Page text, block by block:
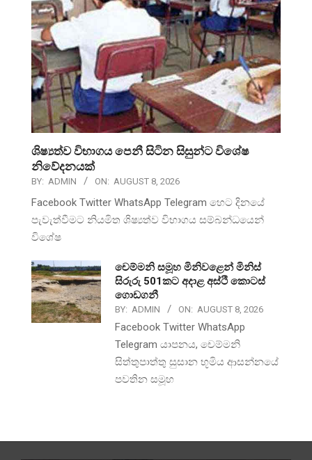
ශිෂ්‍යත්ව විභාගය පෙනී සිටින සිසුන්ට විශේෂ
නිවේදනයක්
BY: ADMIN ON: AUGUST 8, 2026
Facebook Twitter WhatsApp Telegram හෙට දිනයේ
පැවැත්වීමට නියමිත ශිෂ්‍යත්ව විභාගය සම්බන්ධයෙන්
විශේෂ
චෙම්මනි සමූහ මිනිවළෙන් මිනිස්
සිරුරු 501කට අදාළ අස්ථි කොටස්
ගොඩගනී
BY: ADMIN ON: AUGUST 8, 2026
Facebook Twitter WhatsApp
Telegram යාපනය, චෙම්මනි
සිත්තුපාත්තු සුසාන භූමිය ආසන්නයේ
පවතින සමූහ